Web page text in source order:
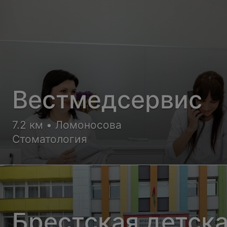
Вестмедсервис
7.2 км • Ломоносова
Стоматология